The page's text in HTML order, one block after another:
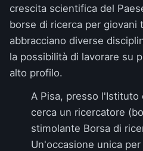
crescita scientifica del
borse di ricerca per giovani
abbracciano diverse
la possibilità di lavorare su
alto profilo.
A Pisa, presso l'Istituto
cerca un ricercatore
stimolante Borsa di
Un'occasione unica